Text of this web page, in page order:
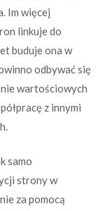
Im więcej
linkuje do
buduje ona w
odbywać się
wartościowych
z innymi
samo
strony w
za pomocą